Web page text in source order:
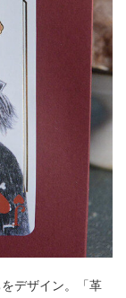
デザイン。「革